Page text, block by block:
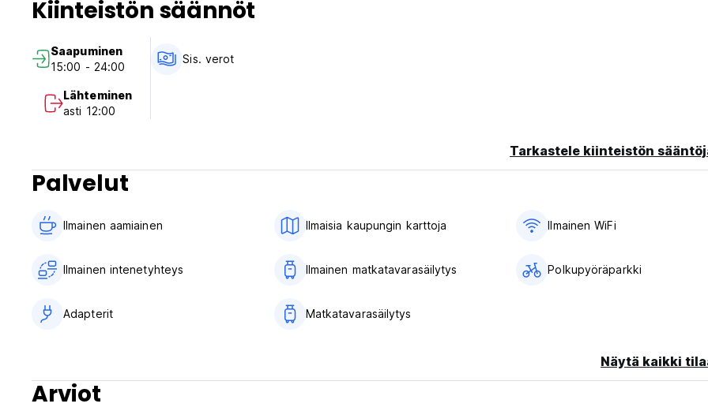
Kiinteistön säännöt
Saapuminen
15:00 - 24:00
Lähteminen
asti 12:00
Sis. verot
Tarkastele kiinteistön
Palvelut
Ilmainen aamiainen‎ Ilmaisia ​​kaupungin karttoja Ilmainen WiFi
Ilmainen intenetyhteys Ilmainen matkatavarasäilytys Polkupyöräparkki
Adapterit Matkatavarasäilytys
Näytä kaikki
Arviot